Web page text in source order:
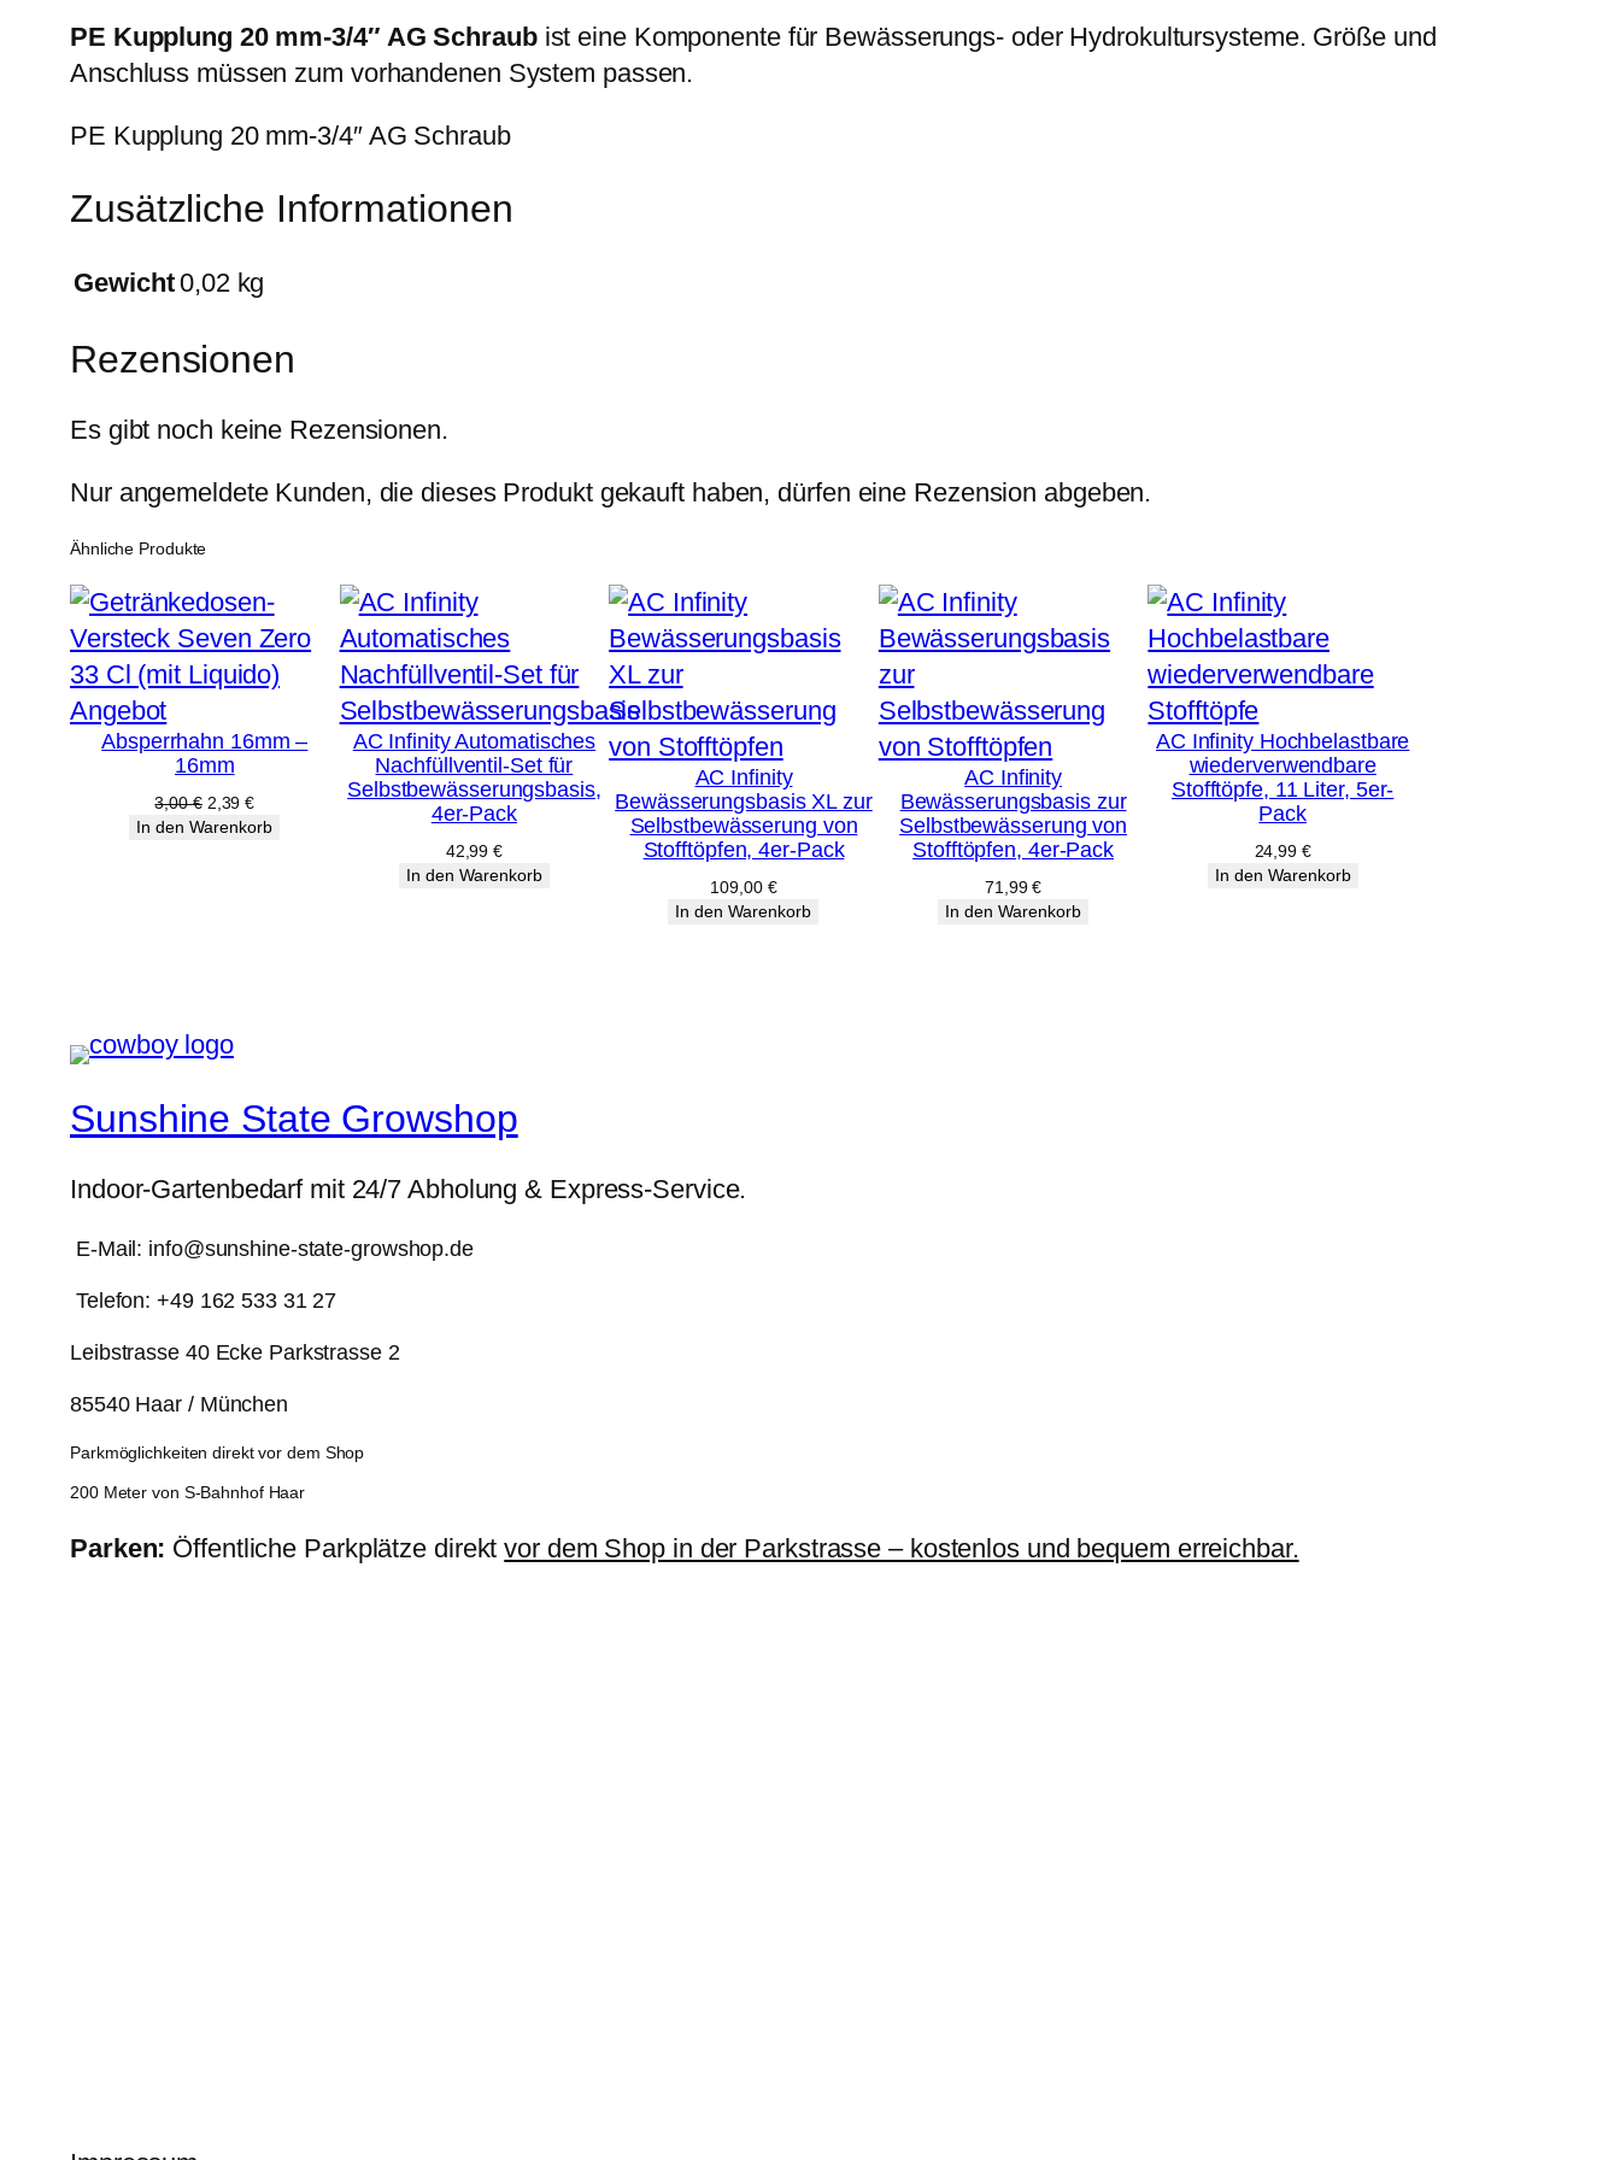
s
2
0
m
h
u
b
e
n
g
e
PE Kupplung 20 mm-3/4″ AG Schraubist eine Komponente für Bewässerungs- oder Hydrokultursysteme. Größe und
Anschluss müssen zum vorhandenen System passen.
PE Kupplung 20 mm-3/4″ AG Schraub
Zusätzliche Informationen
Gewicht0,02 kg
Rezensionen
Es gibt noch keine Rezensionen.
Nur angemeldete Kunden, die dieses Produkt gekauft haben, dürfen eine Rezension abgeben.
Ähnliche Produkte
AngebotProdukt
im
Angebot
Absperrhahn 16mm –
16mm
3,00€ Ursprünglicher
Preis
2,39€Aktueller
Preis
In den Warenkorb
AC Infinity Automatisches
Nachfüllventil-Set für
Selbstbewässerungsbasis,
4er-Pack
42,99€
In den Warenkorb
AC Infinity
Bewässerungsbasis XL zur
Selbstbewässerung von
Stofftöpfen, 4er-Pack
109,00 €
In den Warenkorb
AC Infinity
Bewässerungsbasis zur
Selbstbewässerung von
Stofftöpfen, 4er-Pack
71,99€
In den Warenkorb
AC Infinity Hochbelastbare
wiederverwendbare
Stofftöpfe, 11 Liter, 5er-
Pack
24,99 €
In den Warenkorb
Sunshine State Growshop
Indoor-Gartenbedarf mit 24/7 Abholung & Express-Service.
E-Mail: info@sunshine-state-growshop.de
Telefon: +49 162 533 31 27
Leibstrasse 40 Ecke Parkstrasse 2
85540 Haar / München
Parkmöglichkeiten direkt vor dem Shop
200 Meter von S-Bahnhof Haar
Parken: Öffentliche Parkplätze direktvor dem Shop in der Parkstrasse – kostenlos und bequem erreichbar.